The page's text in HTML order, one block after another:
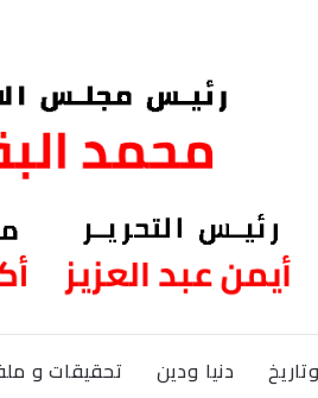
دنيا ودين تحقيقات و